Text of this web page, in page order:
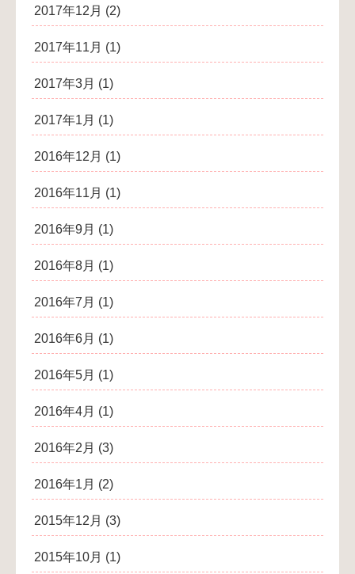
2017年12月 (2)
2017年11月 (1)
2017年3月 (1)
2017年1月 (1)
2016年12月 (1)
2016年11月 (1)
2016年9月 (1)
2016年8月 (1)
2016年7月 (1)
2016年6月 (1)
2016年5月 (1)
2016年4月 (1)
2016年2月 (3)
2016年1月 (2)
2015年12月 (3)
2015年10月 (1)